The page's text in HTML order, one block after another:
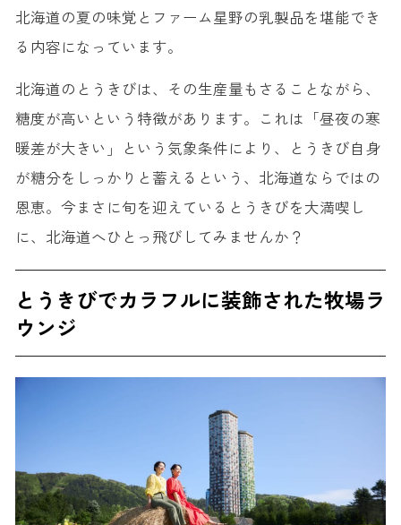
北海道の夏の味覚とファーム星野の乳製品を堪能でき
る内容になっています。
北海道のとうきびは、その生産量もさることながら、
糖度が高いという特徴があります。これは「昼夜の寒
暖差が大きい」という気象条件により、とうきび自身
が糖分をしっかりと蓄えるという、北海道ならではの
恩恵。今まさに旬を迎えているとうきびを大満喫し
に、北海道へひとっ飛びしてみませんか？
とうきびでカラフルに装飾された牧場ラ
ウンジ